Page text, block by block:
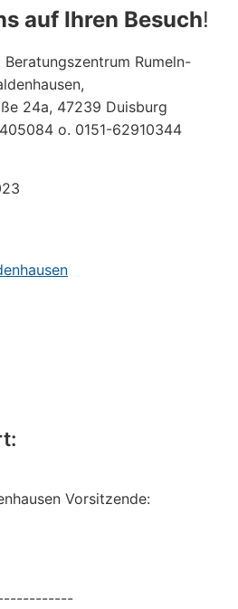
Vorsitzende:
auf Ihren Besuch!
Rumeln-
24a, 47239 Duisburg
o. 0151-62910344